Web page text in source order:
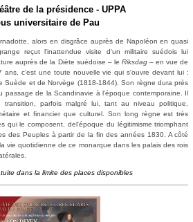
de la présidence - UPPA
universitaire de Pau
alors en disgrâce auprès de Napoléon en quasi
reçut l'inattendue visite d'un militaire suédois lui
ture auprès de la Diète suédoise – le Riksdag – en vue de
ans, c'est une toute nouvelle vie qui s'ouvre devant lui :
Suède et de Norvège (1818-1844). Son règne dura près
passage de la Scandinavie à l'époque contemporaine. Il
parfois malgré lui, tant au niveau politique,
et financier que culturel. Son long règne est très
qui le composent, del'époque du légitimisme triomphant
des Peuples à partir de la fin des années 1830. A côté
vie quotidienne de ce monarque dans les palais des rois
dans la limite des places disponibles